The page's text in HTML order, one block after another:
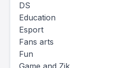
DS
Education
Esport
Fans arts
Fun
Game and Zik